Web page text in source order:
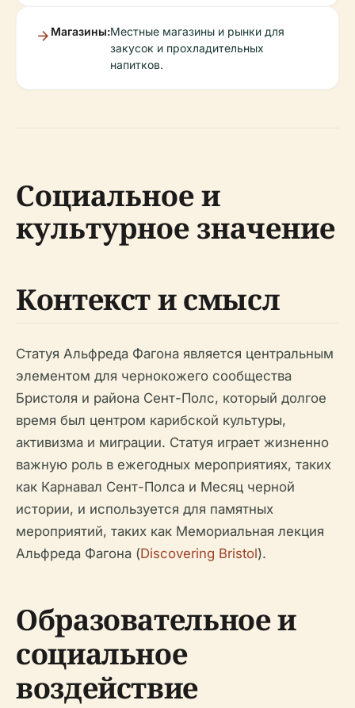
Магазины:Местные магазины и рынки для
закусок и прохладительных
напитков.
Социальное и
культурное значение
Контекст и смысл
Статуя Альфреда Фагона является центральным
элементом для чернокожего сообщества
Бристоля и района Сент-Полс, который долгое
время был центром карибской культуры,
активизма и миграции. Статуя играет жизненно
важную роль в ежегодных мероприятиях, таких
как Карнавал Сент-Полса и Месяц черной
истории, и используется для памятных
мероприятий, таких как Мемориальная лекция
Альфреда Фагона (Discovering Bristol).
Образовательное и
социальное
воздействие